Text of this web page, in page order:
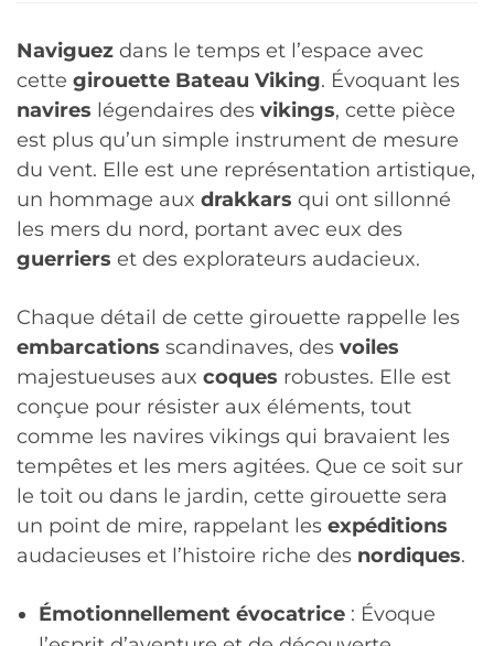
Naviguez dans le temps et l’espace avec
cette girouette Bateau Viking. Évoquant les
navires légendaires des vikings, cette pièce
est plus qu’un simple instrument de mesure
du vent. Elle est une représentation artistique,
un hommage aux drakkars qui ont sillonné
les mers du nord, portant avec eux des
guerriers et des explorateurs audacieux.
Chaque détail de cette girouette rappelle les
embarcations scandinaves, des voiles
majestueuses aux coques robustes. Elle est
conçue pour résister aux éléments, tout
comme les navires vikings qui bravaient les
tempêtes et les mers agitées. Que ce soit sur
le toit ou dans le jardin, cette girouette sera
un point de mire, rappelant les expéditions
audacieuses et l’histoire riche des nordiques.
Émotionnellement évocatrice : Évoque